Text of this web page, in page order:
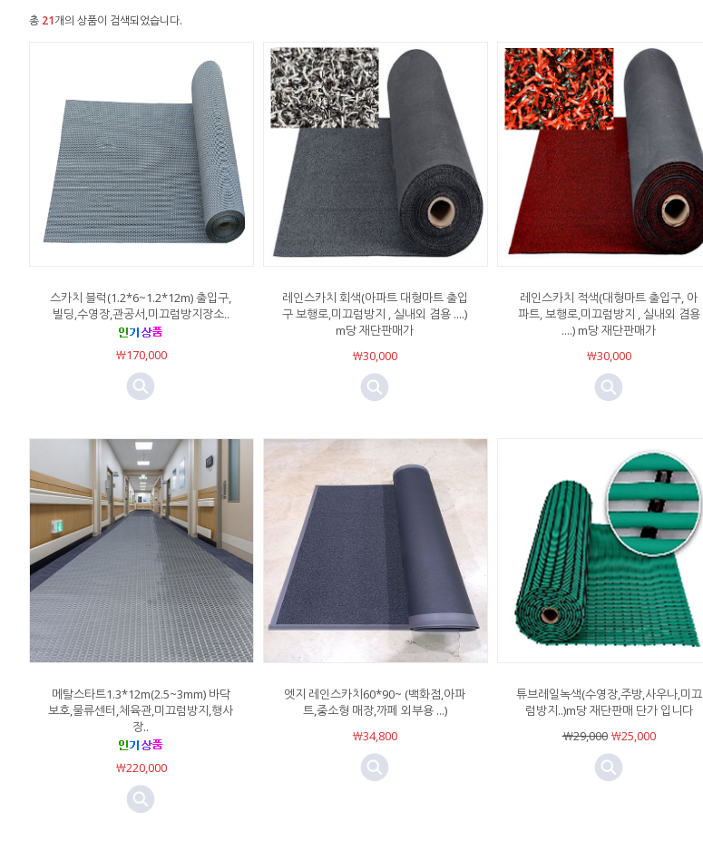
총 21개의 상품이 검색되었습니다.
스카치 블럭(1.2*6~1.2*12m) 출입구,
빌딩,수영장,관공서,미끄럼방지장소..
￦170,000
레인스카치 회색(아파트 대형마트 출입
구 보행로,미끄럼방지 , 실내외 겸용 ....)
m당 재단판매가
￦30,000
레인스카치 적색(대형마트 출입구, 아
파트, 보행로,미끄럼방지 , 실내외 겸용
....) m당 재단판매가
￦30,000
메탈스타트1.3*12m(2.5~3mm) 바닥
보호,물류센터,체육관,미끄럼방지,행사
장..
￦220,000
엣지 레인스카치60*90~ (백화점,아파
트,중소형 매장,까페 외부용 ...)
￦34,800
튜브레일녹색(수영장,주방,사우나,미끄
럼방지..)m당 재단판매 단가 입니다
￦29,000￦25,000